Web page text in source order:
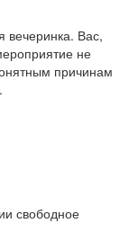
вечеринка. Вас,
не
причинам
свободное